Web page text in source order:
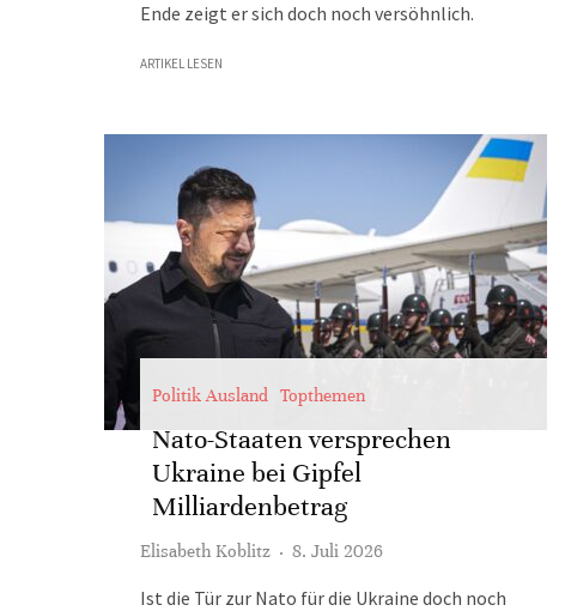
Ende zeigt er sich doch noch versöhnlich.
ARTIKEL LESEN
Politik Ausland Topthemen
Nato-Staaten versprechen
Ukraine bei Gipfel
Milliardenbetrag
Elisabeth Koblitz · 8. Juli 2026
Ist die Tür zur Nato für die Ukraine doch noch